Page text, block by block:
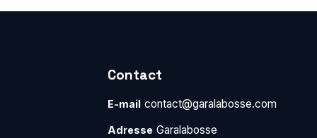
Contact
E-mail contact@garalabosse.com
Adresse Garalabosse